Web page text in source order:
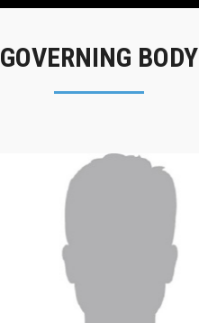
GOVERNING BODY
Profesor Begum
Gulbahar
Founder Organization representative